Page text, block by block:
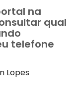
na
qual
telefone
Lopes